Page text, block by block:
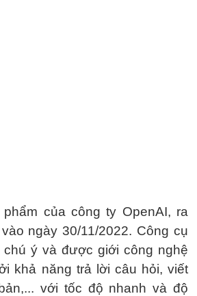
của công ty OpenAI, ra
ngày 30/11/2022. Công cụ
ý và được giới công nghệ
khả năng trả lời câu hỏi, viết
với tốc độ nhanh và độ